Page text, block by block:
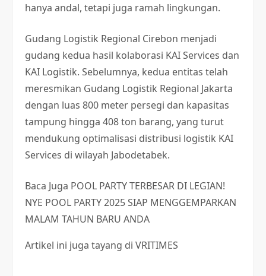
hanya andal, tetapi juga ramah lingkungan.
Gudang Logistik Regional Cirebon menjadi
gudang kedua hasil kolaborasi KAI Services dan
KAI Logistik. Sebelumnya, kedua entitas telah
meresmikan Gudang Logistik Regional Jakarta
dengan luas 800 meter persegi dan kapasitas
tampung hingga 408 ton barang, yang turut
mendukung optimalisasi distribusi logistik KAI
Services di wilayah Jabodetabek.
Baca Juga POOL PARTY TERBESAR DI LEGIAN!
NYE POOL PARTY 2025 SIAP MENGGEMPARKAN
MALAM TAHUN BARU ANDA
Artikel ini juga tayang di VRITIMES